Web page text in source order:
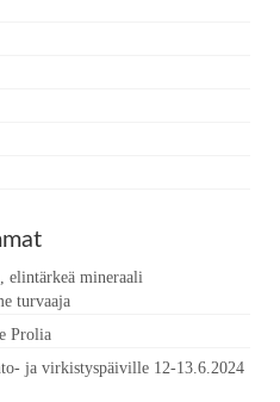
elintärkeä mineraali
turvaaja
Prolia
ja virkistyspäiville 12-13.6.2024